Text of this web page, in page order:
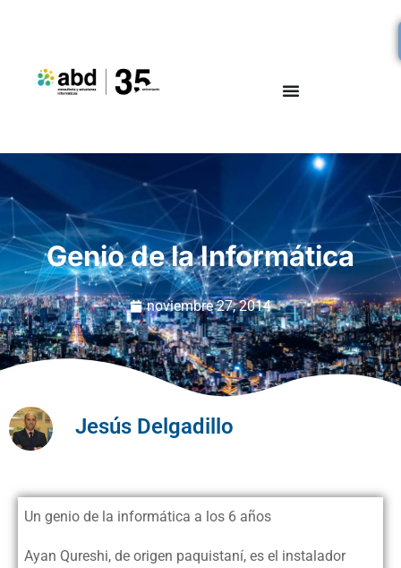
Genio de la Informática
noviembre 27, 2014
Jesús Delgadillo
Un genio de la informática a los 6 años
Ayan Qureshi, de origen paquistaní, es el instalador